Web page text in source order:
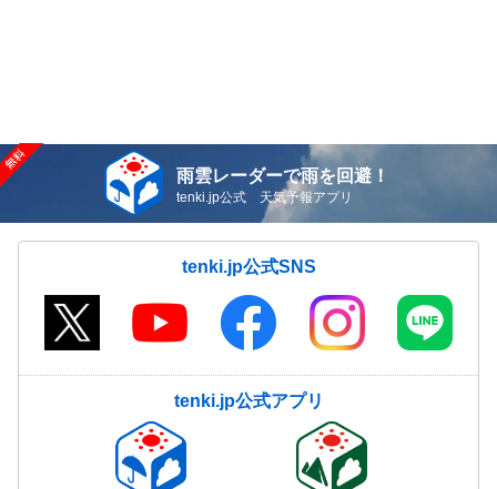
雨雲レーダーで雨を回避！
tenki.jp公式 天気予報アプリ
tenki.jp公式SNS
tenki.jp公式アプリ